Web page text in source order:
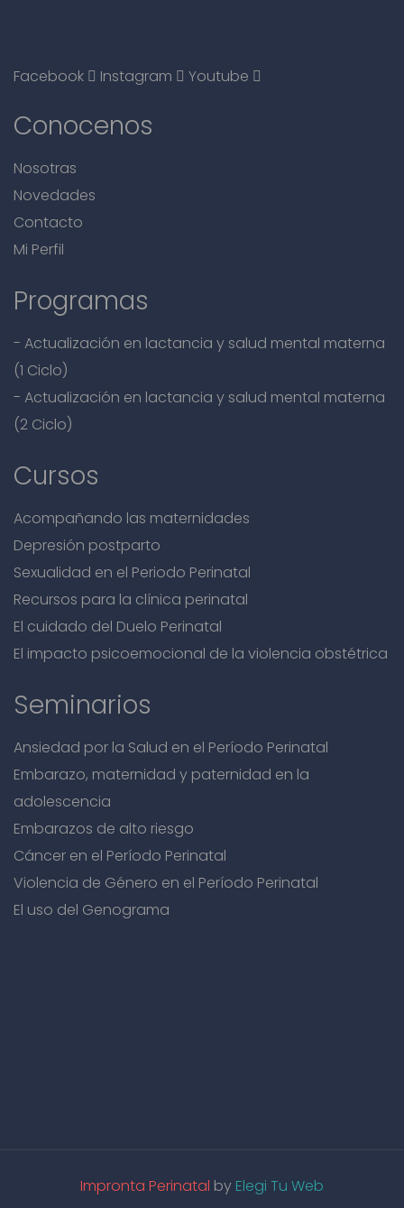
Facebook Instagram Youtube
Conocenos
Nosotras
Novedades
Contacto
Mi Perfil
Programas
- Actualización en lactancia y salud mental materna
(1 Ciclo)
- Actualización en lactancia y salud mental materna
(2 Ciclo)
Cursos
Acompañando las maternidades
Depresión postparto
Sexualidad en el Periodo Perinatal
Recursos para la clínica perinatal
El cuidado del Duelo Perinatal
El impacto psicoemocional de la violencia obstétrica
Seminarios
Ansiedad por la Salud en el Período Perinatal
Embarazo, maternidad y paternidad en la
adolescencia
Embarazos de alto riesgo
Cáncer en el Período Perinatal
Violencia de Género en el Período Perinatal
El uso del Genograma
Impronta Perinatal by Elegi Tu Web